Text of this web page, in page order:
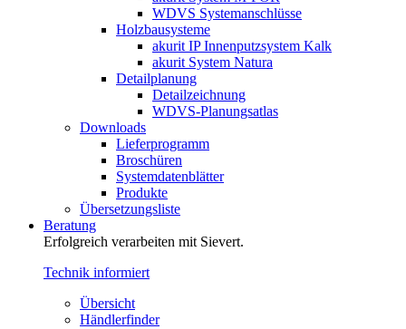
WDVS Systemanschlüsse
Holzbausysteme
akurit IP Innenputzsystem Kalk
akurit System Natura
Detailplanung
Detailzeichnung
WDVS-Planungsatlas
Downloads
Lieferprogramm
Broschüren
Systemdatenblätter
Produkte
Übersetzungsliste
Beratung
Erfolgreich verarbeiten mit Sievert.
Technik informiert
Übersicht
Händlerfinder